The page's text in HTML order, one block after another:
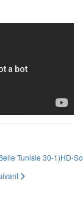
Tunisie 30-1)HD-